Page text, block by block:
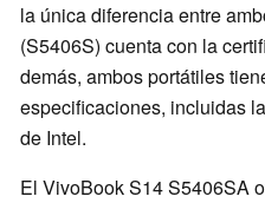
la única diferencia entre
(S5406S) cuenta con la
demás, ambos portátiles
especificaciones, incluidas
de Intel.
El VivoBook S14 S5406SA